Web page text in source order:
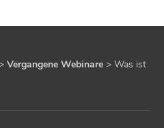
>Vergangene Webinare >Was ist